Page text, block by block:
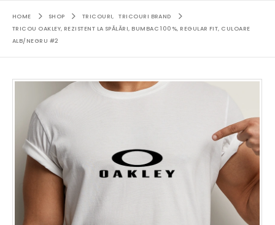
HOME SHOP TRICOURI,
TRICOURI BRAND
TRICOU OAKLEY, REZISTENT LA SPĂLĂRI, BUMBAC 100%, REGULAR FIT, CULOARE
ALB/NEGRU #2